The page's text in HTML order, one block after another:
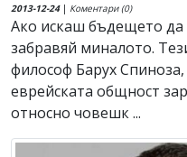
2013-12-24| Коментари (0)
Ако искаш бъдещето да
забравяй миналото.
философ Барух
еврейската общност
относно човешк ...